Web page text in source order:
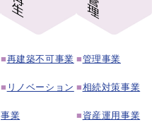
■再建築不可事業
■ リノベーション
事業
■管理事業
■相続対策事業
■ 資産運用事業